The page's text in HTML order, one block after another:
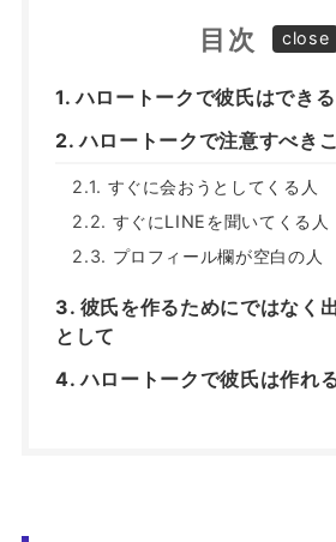
目次
ハロートークで彼氏はできる
ハロートークで注意すべき
すぐに会おうとしてくる人
すぐにLINEを聞いてくる人
プロフィール欄が空白の人
彼氏を作るためにではなく
として
ハロートークで彼氏は作れ